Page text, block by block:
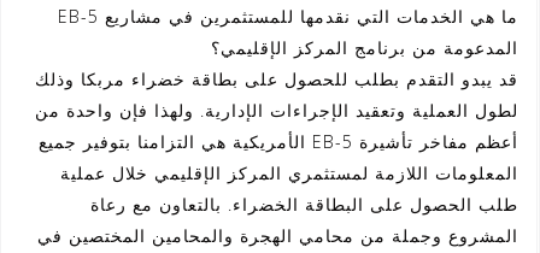
ما هي الخدمات التي نقدمها للمستثمرين في مشاريع EB-5
المدعومة من برنامج المركز الإقليمي؟
قد يبدو التقدم بطلب للحصول على بطاقة خضراء مربكا وذلك
لطول العملية وتعقيد الإجراءات الإدارية. ولهذا فإن واحدة من
أعظم مفاخر تأشيرة EB-5 الأمريكية هي التزامنا بتوفير جميع
المعلومات اللازمة لمستثمري المركز الإقليمي خلال عملية
طلب الحصول على البطاقة الخضراء. بالتعاون مع رعاة
المشروع وجملة من محامي الهجرة والمحامين المختصين في